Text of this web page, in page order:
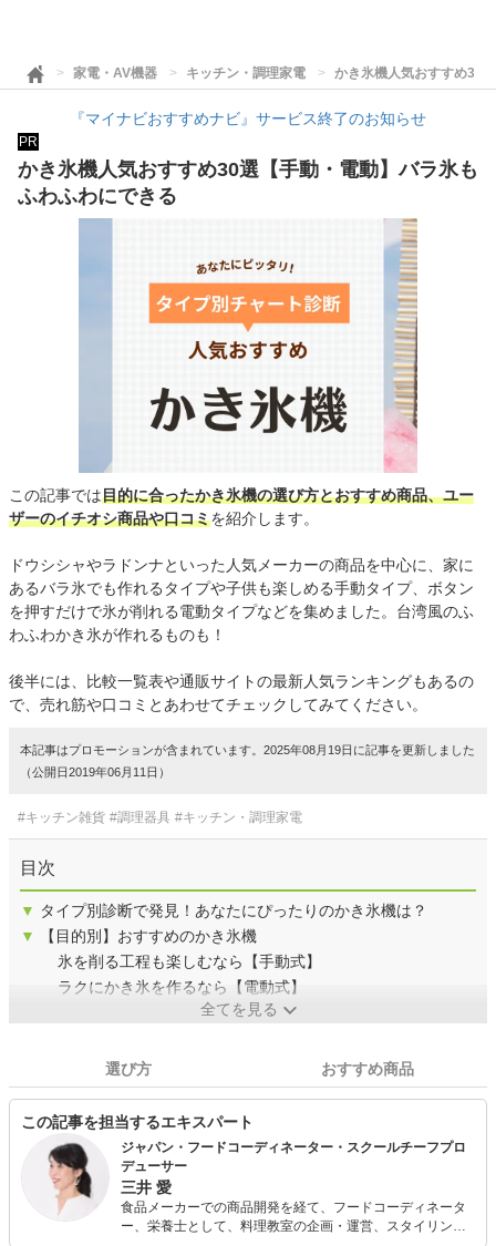
家電・AV機器 キッチン・調理家電 かき氷機人気おすすめ30
『マイナビおすすめナビ』サービス終了のお知らせ
PR
かき氷機人気おすすめ30選【手動・電動】バラ氷も
ふわふわにできる
この記事では目的に合ったかき氷機の選び方とおすすめ商品、ユー
ザーのイチオシ商品や口コミを紹介します。
ドウシシャやラドンナといった人気メーカーの商品を中心に、家に
あるバラ氷でも作れるタイプや子供も楽しめる手動タイプ、ボタン
を押すだけで氷が削れる電動タイプなどを集めました。台湾風のふ
わふわかき氷が作れるものも！
後半には、比較一覧表や通販サイトの最新人気ランキングもあるの
で、売れ筋や口コミとあわせてチェックしてみてください。
本記事はプロモーションが含まれています。2025年08月19日に記事を更新しました
（公開日2019年06月11日）
#キッチン雑貨 #調理器具 #キッチン・調理家電
目次
▼ タイプ別診断で発見！あなたにぴったりのかき氷機は？
▼
【目的別】おすすめのかき氷機
氷を削る工程も楽しむなら【手動式】
ラクにかき氷を作るなら【電動式】
全てを見る
選び方 おすすめ商品
この記事を担当するエキスパート
ジャパン・フードコーディネーター・スクールチーフプロ
デューサー
三井 愛
食品メーカーでの商品開発を経て、フードコーディネータ
ー、栄養士として、料理教室の企画・運営、スタイリン